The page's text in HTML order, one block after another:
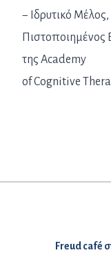
− Ιδρυτικό
της Academy
of Cognitive
Freud café